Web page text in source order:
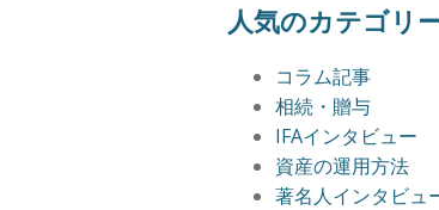
人気のカテゴリ
コラム記事
相続・贈与
IFAインタビュー
資産の運用方法
著名人インタビュ